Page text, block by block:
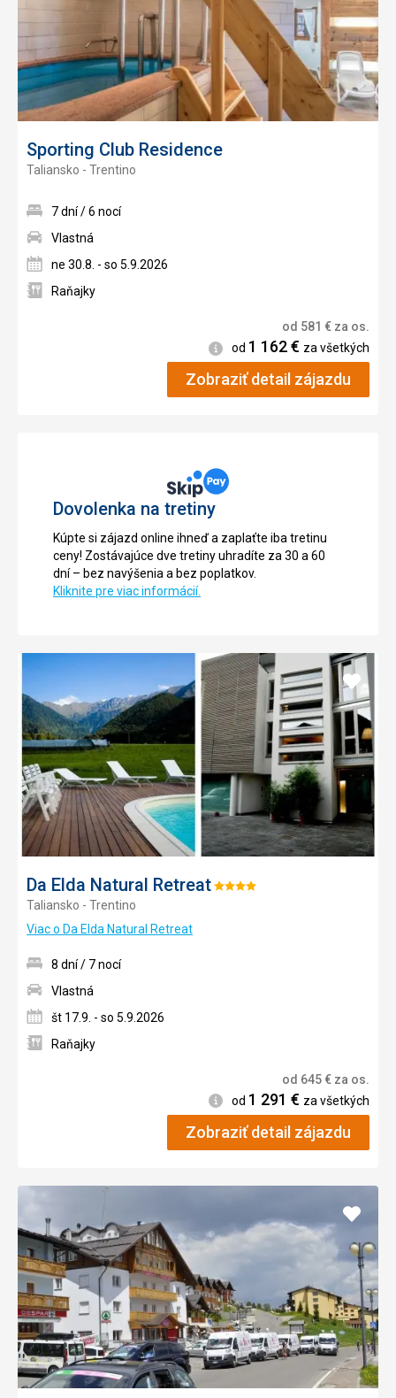
Sporting Club Residence
Taliansko - Trentino
7 dní / 6 nocí
Vlastná
ne 30.8. - so 5.9.2026
Raňajky
od 581 € za os.
Informácie
od 1 162€ za všetkých
Zobraziť detail zájazdu
Dovolenka na tretiny
Kúpte si zájazd online ihneď a zaplaťte iba tretinu
ceny! Zostávajúce dve tretiny uhradíte za 30 a 60
dní – bez navýšenia a bez poplatkov.
Kliknite pre viac informácií.
Da Elda Natural RetreatHodnotenie:
Taliansko - Trentino
Viac o Da Elda Natural Retreat
Pridať
do
8 dní / 7 nocí
Vlastná
št 17.9. - so 5.9.2026
Raňajky
od 645€ za os.
Informácie
od 1 291 € za všetkých
Zobraziť detail zájazdu
Pridať